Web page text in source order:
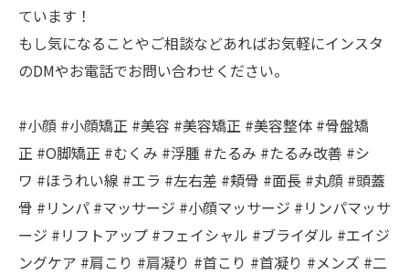
ています！
もし気になることやご相談などあればお気軽にインスタ
のDMやお電話でお問い合わせください。
#小顔 #小顔矯正 #美容 #美容矯正 #美容整体 #骨盤矯
正 #O脚矯正 #むくみ #浮腫 #たるみ #たるみ改善 #シ
ワ #ほうれい線 #エラ #左右差 #頬骨 #面長 #丸顔 #頭蓋
骨 #リンパ #マッサージ #小顔マッサージ #リンパマッサ
ージ #リフトアップ #フェイシャル #ブライダル #エイジ
ングケア #肩こり #肩凝り #首こり #首凝り #メンズ #二